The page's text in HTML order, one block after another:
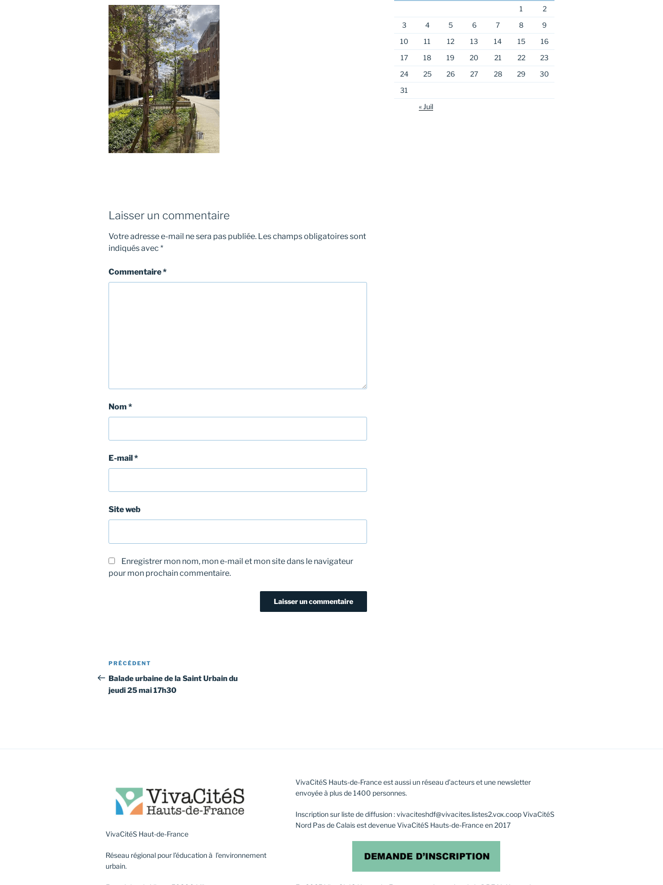
Laisser un commentaire
Votre adresse e-mail ne sera pas publiée. Les champs obligatoires sont
indiqués avec *
Commentaire*
Nom *
E-mail*
Site web
Enregistrer mon nom, mon e-mail et mon site dans le navigateur
pour mon prochain commentaire.
Navigation
de
l’article
Article
précédent
PRÉCÉDENT
Balade urbaine de la Saint Urbain du
jeudi 25 mai 17h30
1
2
3
4 5 6 7 8
9
10
11 12 13 14 15
16
17
18 19 20 21 22
23
24
25 26 27 28 29
30
31
« Juil
VivaCitéS Haut-de-France
Réseau régional pour l’éducation à l’environnement
urbain.
VivaCitéS Hauts-de-France est aussi un réseau d’acteurs et une newsletter
envoyée à plus de 1400 personnes.
Inscription sur liste de diffusion : vivaciteshdf@vivacites.listes2.vox.coop VivaCitéS
Nord Pas de Calais est devenue VivaCitéS Hauts-de-France en 2017